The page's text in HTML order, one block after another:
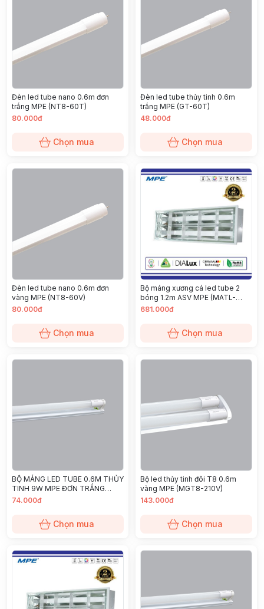
Đèn led tube nano 0.6m đơn
trắng MPE (NT8-60T)
80.000đ
Chọn mua
Đèn led tube thủy tinh 0.6m
trắng MPE (GT-60T)
48.000đ
Chọn mua
Đèn led tube nano 0.6m đơn
vàng MPE (NT8-60V)
80.000đ
Chọn mua
Bộ máng xương cá led tube 2
bóng 1.2m ASV MPE (MATL-
220V)
681.000đ
Chọn mua
BỘ MÁNG LED TUBE 0.6M THỦY
TINH 9W MPE ĐƠN TRẮNG
(MGT8-110T)
74.000đ
Chọn mua
Bộ led thủy tinh đôi T8 0.6m
vàng MPE (MGT8-210V)
143.000đ
Chọn mua